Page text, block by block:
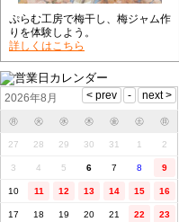
ぷらむ工房で梅干し、梅ジャム作
りを体験しよう。
詳しくはこちら
2026年8月
㊊ ㊋ ㊌ ㊍ ㊎ ㊏ ㊐
27 28 29 30 31 1 2
3 4 5 6 7 8 9
10 11 12 13 14 15 16
17 18 19 20 21 22 23